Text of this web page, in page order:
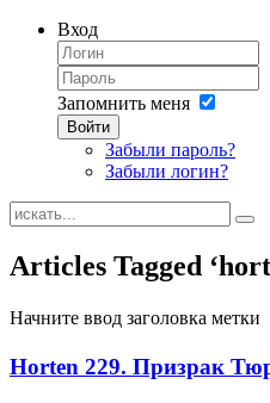
Вход
Запомнить меня
Войти
Забыли пароль?
Забыли логин?
Articles Tagged
Начните ввод заголовка метки
Horten 229. Призрак